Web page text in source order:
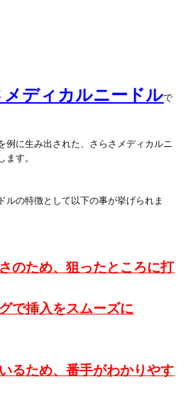
メディカルニードルで
例に生み出された、さらさメディカルニ
ます。
ルの特徴として以下の事が挙げられま
のため、狙ったところに打
で挿入をスムーズに
るため、番手がわかりやす